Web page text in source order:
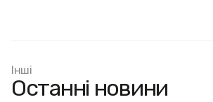
Інші
Останні новини